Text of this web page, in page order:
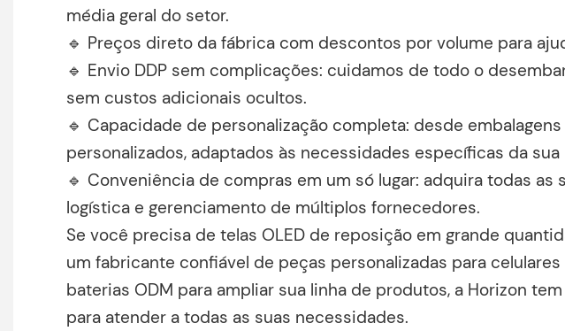
média geral do setor.
🔹 Preços direto da fábrica com descontos por volume para
🔹 Envio DDP sem complicações: cuidamos de todo o
sem custos adicionais ocultos.
🔹 Capacidade de personalização completa: desde
personalizados, adaptados às necessidades específicas da sua
🔹 Conveniência de compras em um só lugar: adquira todas
logística e gerenciamento de múltiplos fornecedores.
Se você precisa de telas OLED de reposição em grande
um fabricante confiável de peças personalizadas para
baterias ODM para ampliar sua linha de produtos, a Horizon
para atender a todas as suas necessidades.